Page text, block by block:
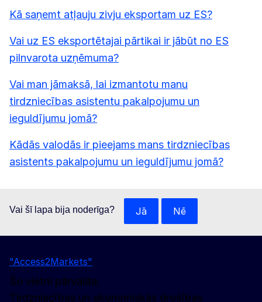
Kā saņemt atļauju zivju eksportam uz ES?
Vai uz ES eksportētajai pārtikai ir jābūt no ES
pilnvarota uzņēmuma?
Vai man jāmaksā, lai izmantotu manu
tirdzniecības asistentu pakalpojumu un
ieguldījumu jomā?
Kādās valodās ir pieejams mans tirdzniecības
asistents pakalpojumu un ieguldījumu jomā?
Vai šī lapa bija noderīga? Jā Nē
"Access2Markets"
Šo vietni pārvalda:
Tirdzniecības un ekonomiskās drošības